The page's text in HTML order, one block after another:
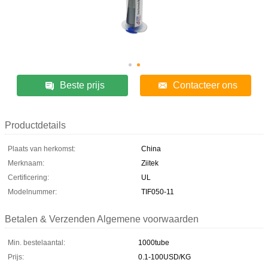
Beste prijs Contacteer ons
Productdetails
Plaats van herkomst:
China
Merknaam:
Ziitek
Certificering:
UL
Modelnummer:
TIF050-11
Betalen & Verzenden Algemene voorwaarden
Min. bestelaantal:
1000tube
Prijs:
0.1-100USD/KG